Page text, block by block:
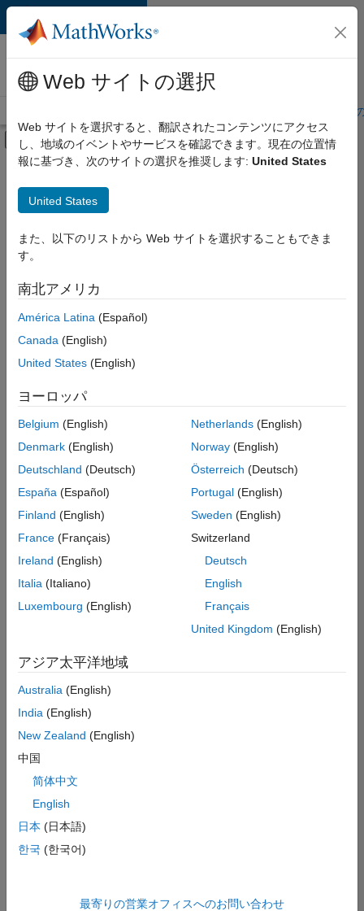
コンテンツへスキップ
MathWorks 採用
情報
学生・キャリア初期
オフキャンバス ナビゲーション メ
メインコンテンツ
絞り込み条件
企業向けセールス
教育機関向けセールス
マーケティング コミュニケーション
経理および財務
選
し
人
の
保
存
一
部
人
情
は
翻
れ
い
ま
せ
ご
希
望
地
域
Web サイトの選択
Web サイトを選択すると、翻訳されたコンテンツにアクセス
し、地域のイベントやサービスを確認できます。現在の位置情
報に基づき、次のサイトの選択を推奨します: United States
United States
また、以下のリストから Web サイトを選択することもできま
す。
南北アメリカ
América Latina (Español)
Canada (English)
United States (English)
ヨーロッパ
Belgium (English)
Denmark (English)
Deutschland (Deutsch)
España (Español)
Finland (English)
France (Français)
Ireland (English)
Italia (Italiano)
Luxembourg (English)
Netherlands(English)
Norway(English)
Österreich (Deutsch)
Portugal(English)
Sweden (English)
Switzerland
Deutsch
English
Français
United Kingdom (English)
アジア太平洋地域
Australia (English)
India (English)
New Zealand (English)
中国
简体中文
English
日本 (日本語)
한국 (한국어)
最寄りの営業オフィスへのお問い合わせ